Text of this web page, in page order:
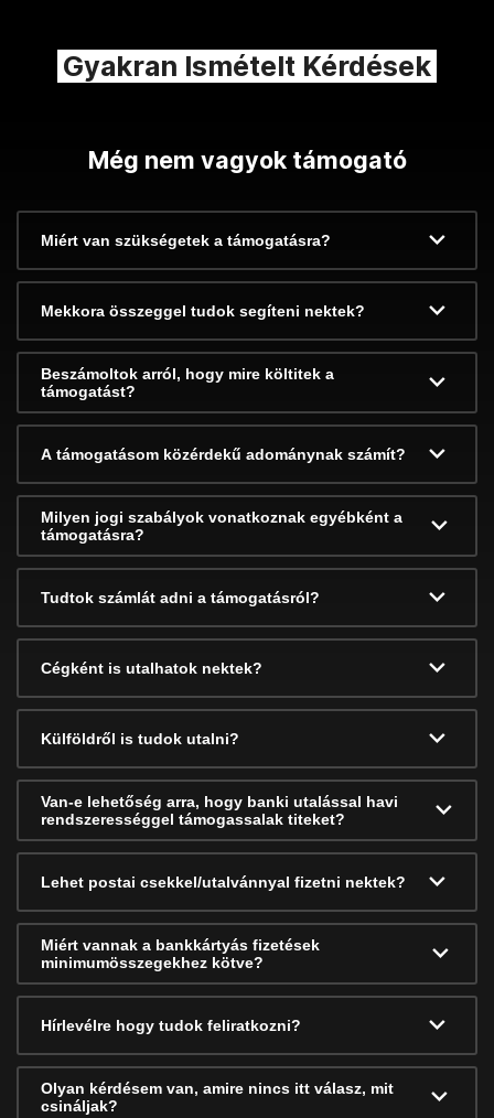
Gyakran Ismételt Kérdések
Még nem vagyok támogató
Miért van szükségetek a támogatásra?
Mekkora összeggel tudok segíteni nektek?
Beszámoltok arról, hogy mire költitek a
támogatást?
A támogatásom közérdekű adománynak számít?
Milyen jogi szabályok vonatkoznak egyébként a
támogatásra?
Tudtok számlát adni a támogatásról?
Cégként is utalhatok nektek?
Külföldről is tudok utalni?
Van-e lehetőség arra, hogy banki utalással havi
rendszerességgel támogassalak titeket?
Lehet postai csekkel/utalvánnyal fizetni nektek?
Miért vannak a bankkártyás fizetések
minimumösszegekhez kötve?
Hírlevélre hogy tudok feliratkozni?
Olyan kérdésem van, amire nincs itt válasz, mit
csináljak?